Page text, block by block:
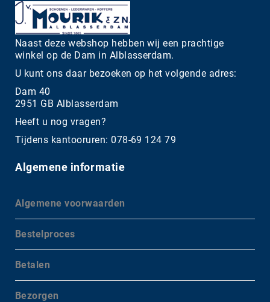
Naast deze webshop hebben wij een prachtige
winkel op de Dam in Alblasserdam.
U kunt ons daar bezoeken op het volgende adres:
Dam 40
2951 GB Alblasserdam
Heeft u nog vragen?
Tijdens kantooruren: 078-69 124 79
Algemene informatie
Algemene voorwaarden
Bestelproces
Betalen
Bezorgen